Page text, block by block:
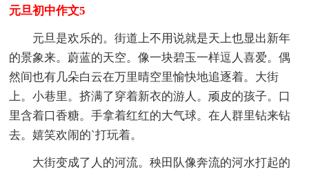
元旦初中作文5
元旦是欢乐的。街道上不用说就是天上也显出新年
的景象来。蔚蓝的天空。像一块碧玉一样逗人喜爱。偶
然间也有几朵白云在万里晴空里愉快地追逐着。大街
上。小巷里。挤满了穿着新衣的游人。顽皮的孩子。口
里含着口香糖。手拿着红红的大气球。在人群里钻来钻
去。嬉笑欢闹的`打玩着。
大街变成了人的河流。秧田队像奔流的河水打起的